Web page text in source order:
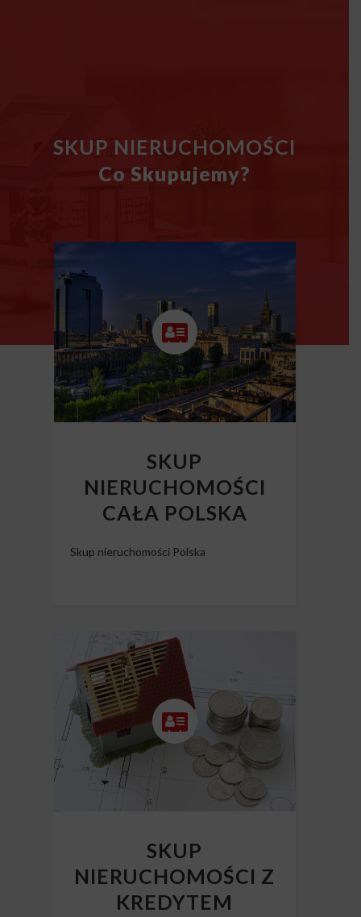
SKUP NIERUCHOMOŚCI
Co Skupujemy?
SKUP
NIERUCHOMOŚCI
CAŁA POLSKA
Skup nieruchomości Polska
SKUP
NIERUCHOMOŚCI Z
KREDYTEM